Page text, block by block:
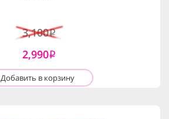
3,100i
2,990i
Добавить в корзину